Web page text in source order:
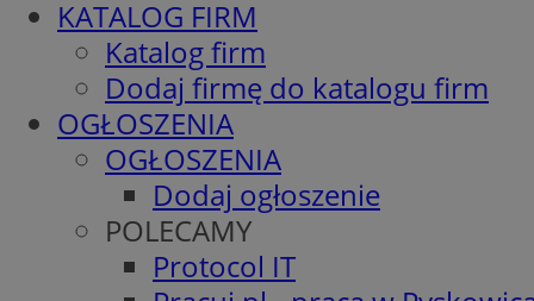
KATALOG FIRM
Katalog firm
Dodaj firmę do katalogu firm
OGŁOSZENIA
OGŁOSZENIA
Dodaj ogłoszenie
POLECAMY
Protocol IT